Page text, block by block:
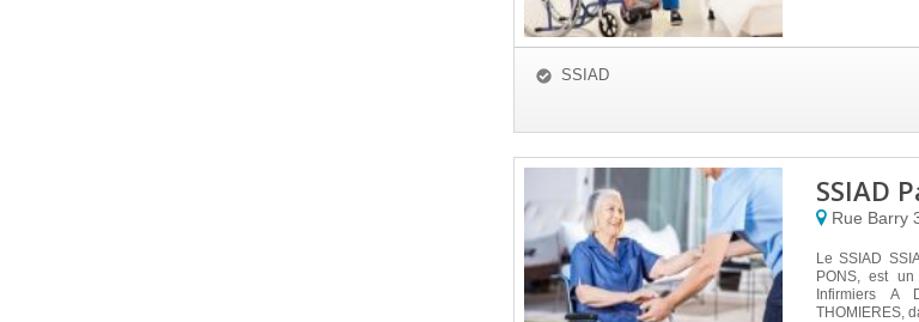
SSIAD
SSIAD
Rue Barry
Le SSIAD
PONS, est
Infirmiers A
THOMIERES,